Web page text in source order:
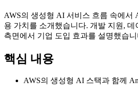
AWS의 생성형 AI 서비스 흐름 속에서
용 가치를 소개했습니다. 개발 지원,
측면에서 기업 도입 효과를 설명했습니
핵심 내용
AWS의 생성형 AI 스택과 함께